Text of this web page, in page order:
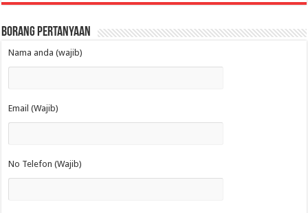
Borang Pertanyaan
Nama anda (wajib)
Email (Wajib)
No Telefon (Wajib)